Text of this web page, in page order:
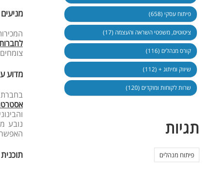
מניעים
מדוע
נובע
פיתוח עסקי (658)
ציטוטים, משפטי השראה והעצמה (17)
קורס מנהלים (116)
שיווק ומיתוג + (112)
שרות לקוחות ומוקדים (120)
תגיות
פיתוח מנהלים